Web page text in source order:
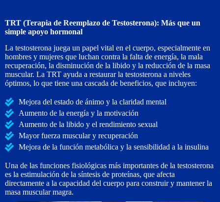
TRT (Terapia de Reemplazo de Testosterona): Más que un
simple apoyo hormonal
La testosterona juega un papel vital en el cuerpo, especialmente en
hombres y mujeres que luchan contra la falta de energía, la mala
recuperación, la disminución de la libido y la reducción de la masa
muscular. La TRT ayuda a restaurar la testosterona a niveles
óptimos, lo que tiene una cascada de beneficios, que incluyen:
Mejora del estado de ánimo y la claridad mental
Aumento de la energía y la motivación
Aumento de la libido y el rendimiento sexual
Mayor fuerza muscular y recuperación
Mejora de la función metabólica y la sensibilidad a la insulina
Una de las funciones fisiológicas más importantes de la testosterona
es la estimulación de la síntesis de proteínas, que afecta
directamente a la capacidad del cuerpo para construir y mantener la
masa muscular magra.